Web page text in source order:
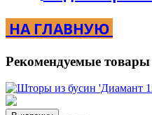
НА ГЛАВНУЮ
Рекомендуемые товары